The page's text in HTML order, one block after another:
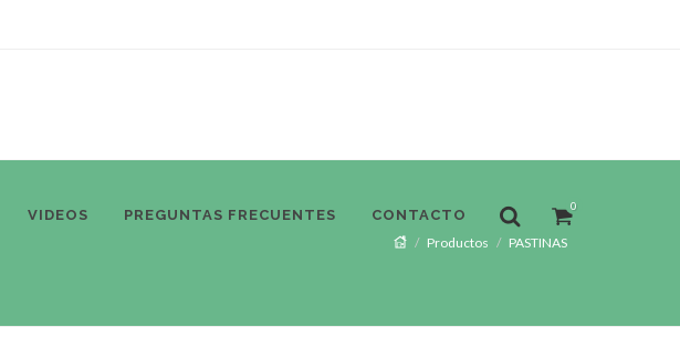
VIDEOS PREGUNTAS FRECUENTES CONTACTO
0
Productos PASTINAS